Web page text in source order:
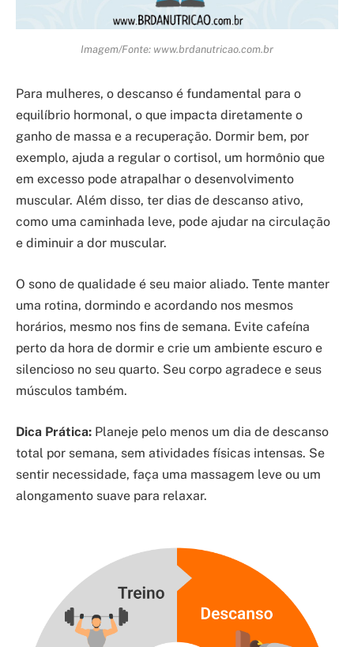
Imagem/Fonte: www.brdanutricao.com.br
Para mulheres, o descanso é fundamental para o
equilíbrio hormonal, o que impacta diretamente o
ganho de massa e a recuperação. Dormir bem, por
exemplo, ajuda a regular o cortisol, um hormônio que
em excesso pode atrapalhar o desenvolvimento
muscular. Além disso, ter dias de descanso ativo,
como uma caminhada leve, pode ajudar na circulação
e diminuir a dor muscular.
O sono de qualidade é seu maior aliado. Tente manter
uma rotina, dormindo e acordando nos mesmos
horários, mesmo nos fins de semana. Evite cafeína
perto da hora de dormir e crie um ambiente escuro e
silencioso no seu quarto. Seu corpo agradece e seus
músculos também.
Dica Prática: Planeje pelo menos um dia de descanso
total por semana, sem atividades físicas intensas. Se
sentir necessidade, faça uma massagem leve ou um
alongamento suave para relaxar.